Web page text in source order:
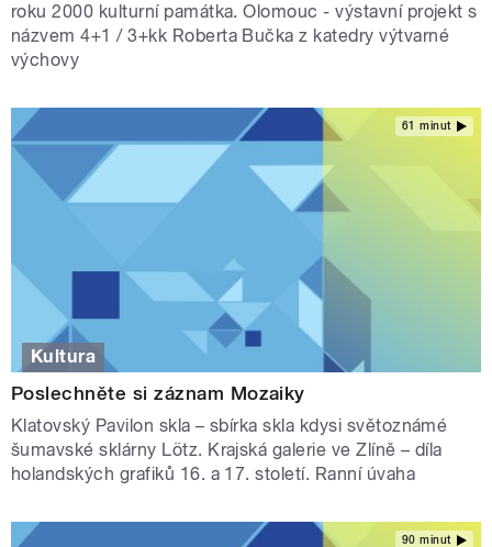
roku 2000 kulturní památka. Olomouc - výstavní projekt s
názvem 4+1 / 3+kk Roberta Bučka z katedry výtvarné
výchovy
61 minut
Kultura
Poslechněte si záznam Mozaiky
Klatovský Pavilon skla – sbírka skla kdysi světoznámé
šumavské sklárny Lötz. Krajská galerie ve Zlíně – díla
holandských grafiků 16. a 17. století. Ranní úvaha
90 minut